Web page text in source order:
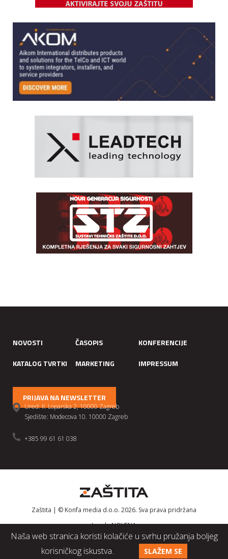
Naša web stranica koristi kolačiće u svrhu pružanja boljeg
korisničkog iskustva.
SLAŽEM SE
NOVOSTI ČASOPIS
KONFERENCIJE
KATALOG TVRTKI
MARKETING IMPRESSUM
PRIJAVA NA NEWSLETTER
Ured: II. Loparska 2, 10000 Zagreb
Sjedište: Modecova 10. 10000 Zagreb
+385 99 61 61 038
Zaštita | © Konfa media d.o.o. 2026. Sva prava pridržana
IzradaNOVENA